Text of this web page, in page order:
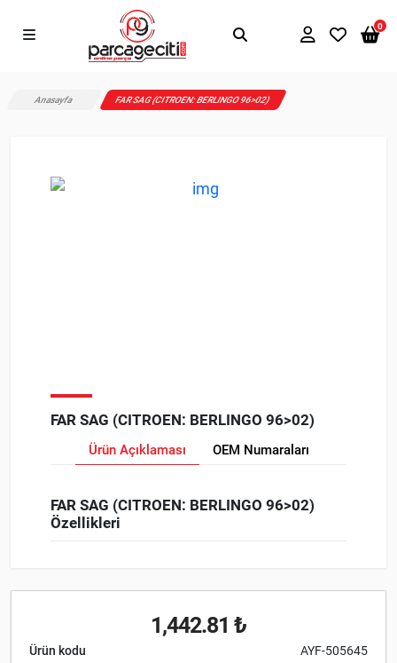
0
Anasayfa FAR SAG (CITROEN: BERLINGO 96>02)
FAR SAG (CITROEN: BERLINGO 96>02)
Ürün Açıklaması OEM Numaraları
FAR SAG (CITROEN: BERLINGO 96>02)
Özellikleri
1,442.81 ₺
Ürün kodu AYF-505645